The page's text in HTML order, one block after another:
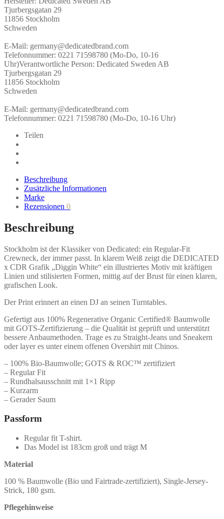
Dedicated
Menge
Tjurbergsgatan 29
11856 Stockholm
Schweden
E-Mail: germany@dedicatedbrand.com
Telefonnummer: 0221 71598780 (Mo-Do, 10-16
Uhr)Verantwortliche Person: Dedicated Sweden AB
Tjurbergsgatan 29
11856 Stockholm
Schweden
E-Mail: germany@dedicatedbrand.com
Telefonnummer: 0221 71598780 (Mo-Do, 10-16 Uhr)
Teilen
Beschreibung
Zusätzliche Informationen
Marke
Rezensionen 0
Beschreibung
Stockholm ist der Klassiker von Dedicated: ein Regular-Fit
Crewneck, der immer passt. In klarem Weiß zeigt die DEDICATED
x CDR Grafik „Diggin White“ ein illustriertes Motiv mit kräftigen
Linien und stilisierten Formen, mittig auf der Brust für einen klaren,
grafischen Look.
Der Print erinnert an einen DJ an seinen Turntables.
Gefertigt aus 100% Regenerative Organic Certified® Baumwolle
mit GOTS-Zertifizierung – die Qualität ist geprüft und unterstützt
bessere Anbaumethoden. Trage es zu Straight-Jeans und Sneakern
oder layer es unter einem offenen Overshirt mit Chinos.
– 100% Bio-Baumwolle; GOTS & ROC™ zertifiziert
– Regular Fit
– Rundhalsausschnitt mit 1×1 Ripp
– Kurzarm
– Gerader Saum
Passform
Regular fit T-shirt.
Das Model ist 183cm groß und trägt M
Material
100 % Baumwolle (Bio und Fairtrade-zertifiziert), Single-Jersey-
Strick, 180 gsm.
Pflegehinweise